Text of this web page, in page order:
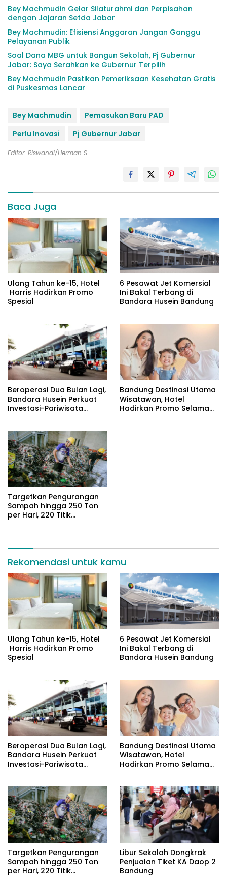
Bey Machmudin Gelar Silaturahmi dan Perpisahan
dengan Jajaran Setda Jabar
Bey Machmudin: Efisiensi Anggaran Jangan Ganggu
Pelayanan Publik
Soal Dana MBG untuk Bangun Sekolah, Pj Gubernur
Jabar: Saya Serahkan ke Gubernur Terpilih
Bey Machmudin Pastikan Pemeriksaan Kesehatan Gratis
di Puskesmas Lancar
Bey Machmudin
Pemasukan Baru PAD
Perlu Inovasi
Pj Gubernur Jabar
Editor: Riswandi/Herman S
Baca Juga
Ulang Tahun ke-15, Hotel
Harris Hadirkan Promo
Spesial
6 Pesawat Jet Komersial
Ini Bakal Terbang di
Bandara Husein Bandung
Beroperasi Dua Bulan Lagi,
Bandara Husein Perkuat
Investasi-Pariwisata
Bandung Destinasi Utama
Wisatawan, Hotel
Hadirkan Promo Selama
Targetkan Pengurangan
Sampah hingga 250 Ton
per Hari, 220 Titik
Rekomendasi untuk kamu
Ulang Tahun ke-15, Hotel
Harris Hadirkan Promo
Spesial
6 Pesawat Jet Komersial
Ini Bakal Terbang di
Bandara Husein Bandung
Beroperasi Dua Bulan Lagi,
Bandara Husein Perkuat
Investasi-Pariwisata
Bandung Destinasi Utama
Wisatawan, Hotel
Hadirkan Promo Selama
Targetkan Pengurangan
Sampah hingga 250 Ton
per Hari, 220 Titik
Libur Sekolah Dongkrak
Penjualan Tiket KA Daop 2
Bandung